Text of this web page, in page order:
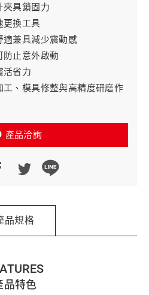
夾具鎖固力
更換工具
適兼具減少震動感
防止意外啟動
活省力
、模具修整與高精度研磨作
產品洽詢
品規格
品特色